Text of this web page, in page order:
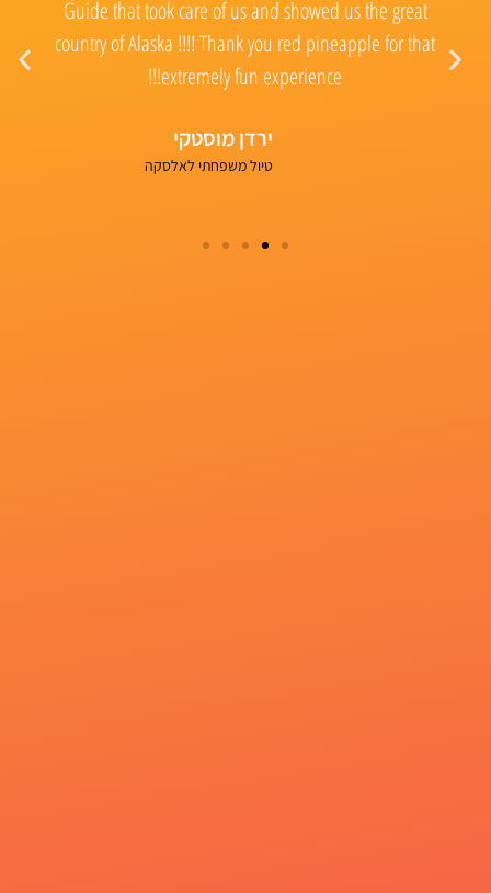
Guide that took care of us and showed us the great
country of Alaska !!!! Thank you red pineapple for that
extremely fun experience!!!
ירדן מוסטקי
טיול משפחתי לאלסקה